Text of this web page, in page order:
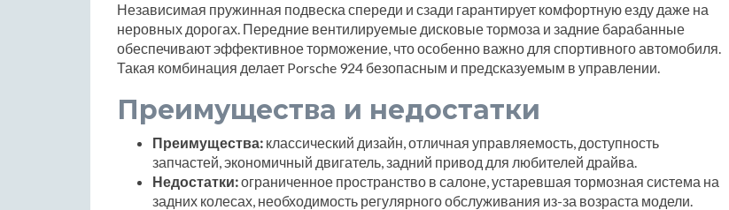
Независимая пружинная подвеска спереди и сзади гарантирует комфортную езду даже на
неровных дорогах. Передние вентилируемые дисковые тормоза и задние барабанные
обеспечивают эффективное торможение, что особенно важно для спортивного автомобиля.
Такая комбинация делает Porsche 924 безопасным и предсказуемым в управлении.
Преимущества и недостатки
Преимущества: классический дизайн, отличная управляемость, доступность
запчастей, экономичный двигатель, задний привод для любителей драйва.
Недостатки:ограниченное пространство в салоне, устаревшая тормозная система на
задних колесах, необходимость регулярного обслуживания из-за возраста модели.